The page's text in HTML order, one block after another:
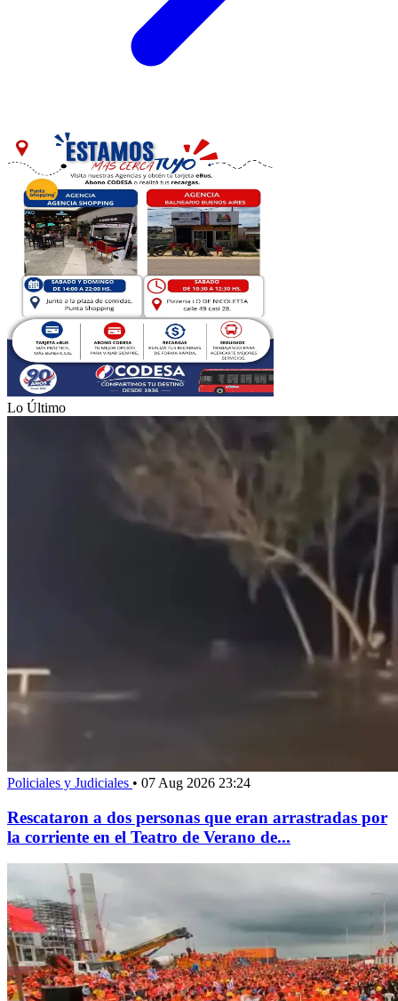
Lo Último
Policiales y Judiciales • 07 Aug 2026 23:24
Rescataron a dos personas que eran arrastradas por
la corriente en el Teatro de Verano de...